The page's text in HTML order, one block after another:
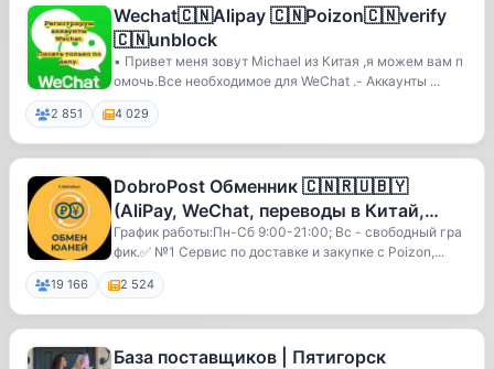
Wechat🇨🇳Alipay 🇨🇳Poizon🇨🇳verify
🇨🇳unblock
▪️ Привет меня зовут Michael из Китая ,я можем вам п
омочь.Все необходимое для WeChat .- Аккаунты ...
2 851 4 029
DobroPost Обменник 🇨🇳🇷🇺🇧🇾
(AliPay, WeChat, переводы в Китай,
Алипей, Вичат)
График работы:Пн-Сб 9:00-21:00; Вс - свободный гра
фик.✅ №1 Сервис по доставке и закупке с Poizon,...
19 166 2 524
База поставщиков | Пятигорск